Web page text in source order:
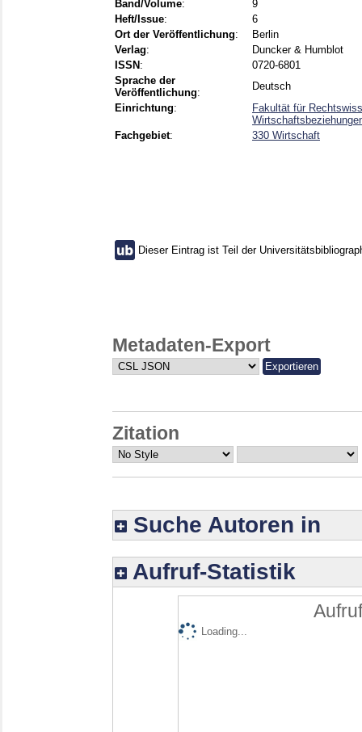
Band/Volume:
9
Heft/Issue:
6
Ort der Veröffentlichung:
Berlin
Verlag:
Duncker & Humblot
ISSN :
0720-6801
Sprache der
Veröffentlichung:
Deutsch
Einrichtung:
Fakultät für
Fachgebiet: 330 Wirtschaft
Dieser Eintrag ist Teil der
Metadaten-Export
Zitation
Suche Autoren in
Aufruf-Statistik
Loading...